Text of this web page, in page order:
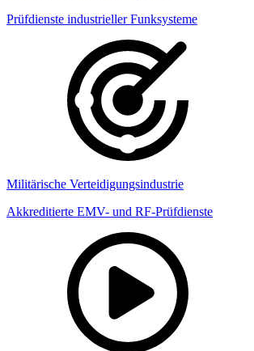
Prüfdienste industrieller Funksysteme
Militärische Verteidigungsindustrie
Akkreditierte EMV- und RF-Prüfdienste